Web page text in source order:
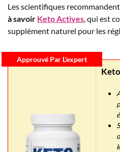
Les scientifiques recommandent
à savoir Keto Actives, qui est
supplément naturel pour les
Approuvé Par L'expert